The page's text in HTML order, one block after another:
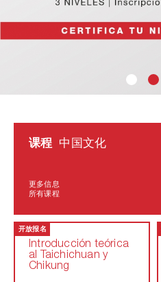
课程 中国文化
更多信息
所有课程
开放报名
Introducción teórica
al Taichichuan y
Chikung